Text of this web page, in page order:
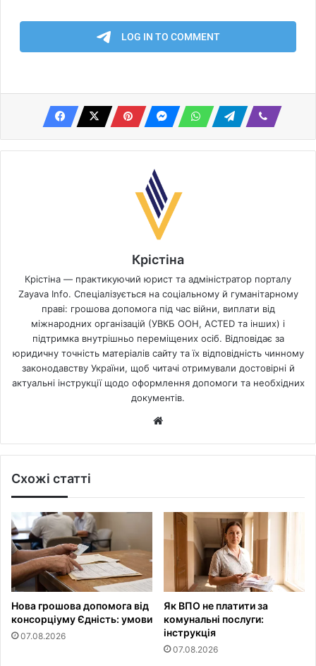
Крістіна
Крістіна — практикуючий юрист та адміністратор порталу
Zayava Info. Спеціалізується на соціальному й гуманітарному
праві: грошова допомога під час війни, виплати від
міжнародних організацій (УВКБ ООН, ACTED та інших) і
підтримка внутрішньо переміщених осіб. Відповідає за
юридичну точність матеріалів сайту та їх відповідність чинному
законодавству України, щоб читачі отримували достовірні й
актуальні інструкції щодо оформлення допомоги та необхідних
документів.
Схожі статті
Нова грошова допомога від
консорціуму Єдність: умови
07.08.2026
Як ВПО не платити за
комунальні послуги:
інструкція
07.08.2026